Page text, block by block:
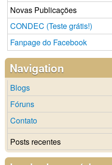
Novas Publicações
CONDEC (Teste grátis!)
Fanpage do Facebook
Navigation
Blogs
Fóruns
Contato
Posts recentes